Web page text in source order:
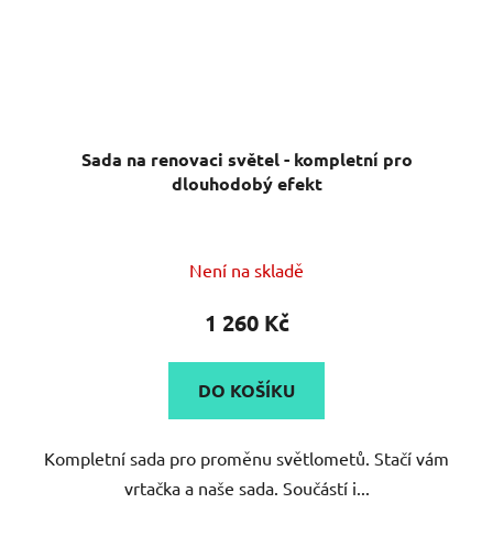
Sada na renovaci světel - kompletní pro
dlouhodobý efekt
Není na skladě
1 260 Kč
DO KOŠÍKU
Kompletní sada pro proměnu světlometů. Stačí vám
vrtačka a naše sada. Součástí i...